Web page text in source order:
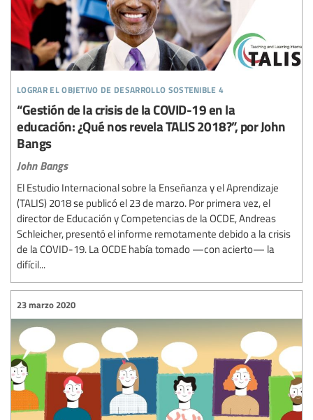
lograr el objetivo de desarrollo sostenible 4
“Gestión de la crisis de la COVID-19 en la
educación: ¿Qué nos revela TALIS 2018?”, por John
Bangs
John Bangs
El Estudio Internacional sobre la Enseñanza y el Aprendizaje
(TALIS) 2018 se publicó el 23 de marzo. Por primera vez, el
director de Educación y Competencias de la OCDE, Andreas
Schleicher, presentó el informe remotamente debido a la crisis
de la COVID-19. La OCDE había tomado —con acierto— la
difícil...
23 marzo 2020